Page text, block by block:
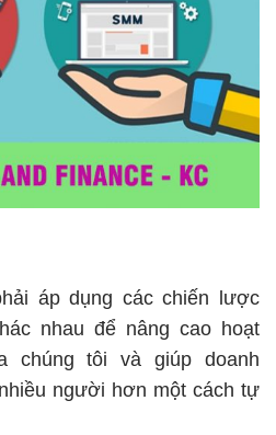
áp dụng các chiến lược
nhau để nâng cao hoạt
chúng tôi và giúp doanh
người hơn một cách tự